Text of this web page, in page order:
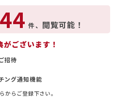
件、 閲覧可能！
ございます！
招待
ング通知機能
からご登録下さい。